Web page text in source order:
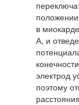
в
А, и
электрод
поэтому